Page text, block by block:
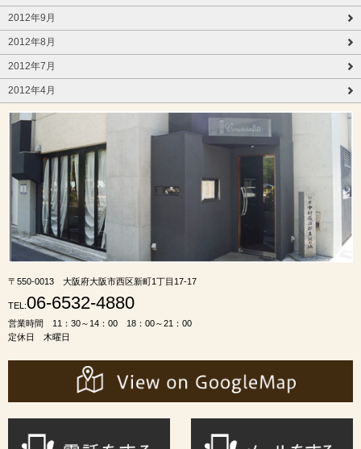
2012年9月
2012年8月
2012年7月
2012年4月
〒550-0013 大阪府大阪市西区新町1丁目17-17
TEL:06-6532-4880
営業時間 11：30～14：00 18：00～21：00
定休日 木曜日